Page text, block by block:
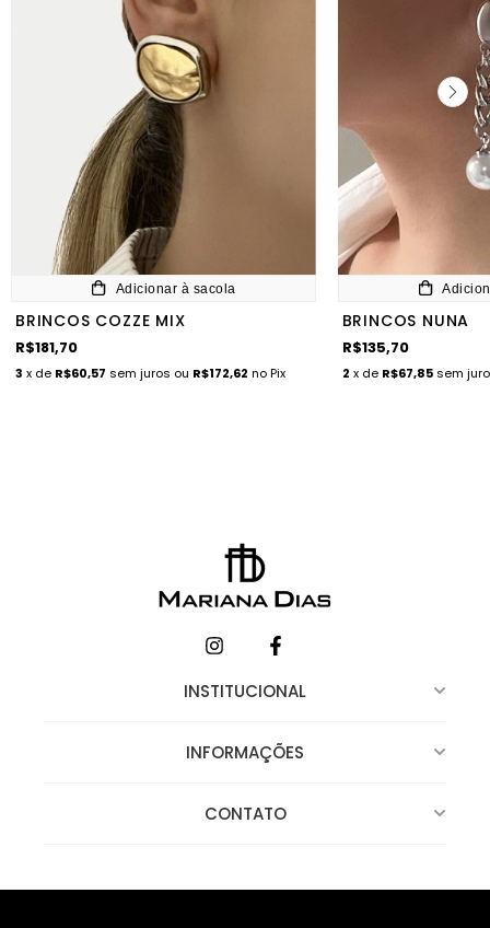
Adicionar à sacola
BRINCOS COZZE MIX
R$181,70
3 x de R$60,57 sem juros ou R$172,62 no Pix
BRINCOS NUNA
R$135,70
2 x de R$67,85 sem
INSTITUCIONAL
INFORMAÇÕES
CONTATO